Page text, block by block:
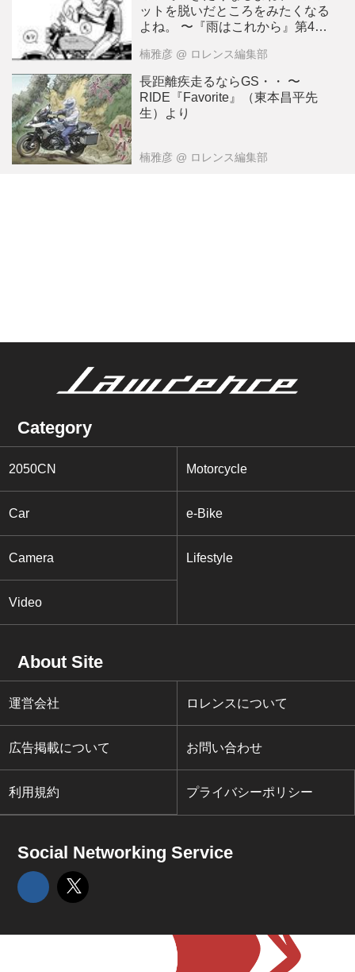
ットを脱いだところをみたくなる
よね。 〜『雨はこれから』第43
楠雅彦 @ ロレンス編集部
長距離疾走るならGS・・ 〜
RIDE『Favorite』（東本昌平先
生）より
楠雅彦 @ ロレンス編集部
Category
2050CN Motorcycle
Car e-Bike
Camera Lifestyle
Video
About Site
運営会社 ロレンスについて
広告掲載について お問い合わせ
利用規約 プライバシーポリシー
Social Networking Service